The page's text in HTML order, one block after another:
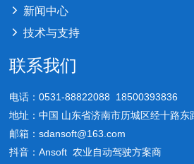
新闻中心
技术与支持
联系我们
电话：0531-88822088 18500393836
地址：中国 山东省济南市历城区经十路东
邮箱：sdansoft@163.com
抖音：Ansoft 农业自动驾驶方案商